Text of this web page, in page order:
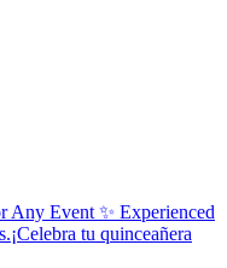
Any Event ✨ Experienced
tu quinceañera